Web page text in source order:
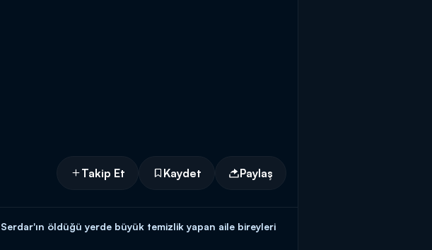
Takip Et Kaydet Paylaş
öldüğü yerde büyük temizlik yapan aile bireyleri